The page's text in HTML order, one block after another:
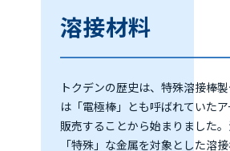
溶接材料
トクデンの歴史は、特殊溶接棒
は「電極棒」とも呼ばれていた
販売することから始まりました
「特殊」な金属を対象とした溶